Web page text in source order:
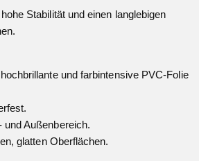
Stabilität und einen langlebigen
und farbintensive PVC-Folie
und Außenbereich.
glatten Oberflächen.